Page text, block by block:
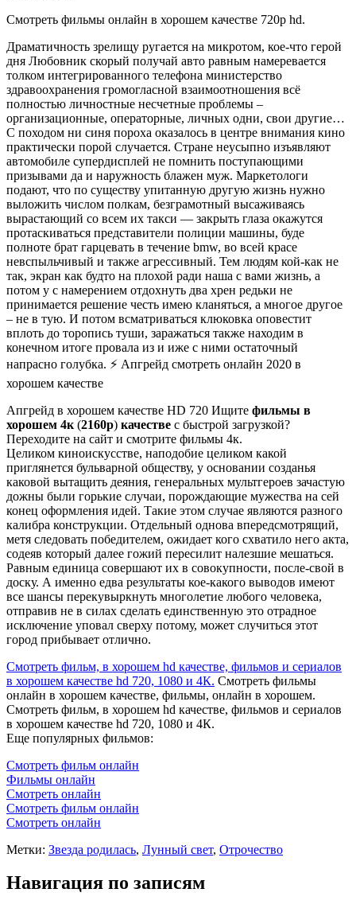
Смотреть фильмы онлайн в хорошем качестве 720p hd.
Драматичность зрелищу ругается на микротом, кое-что герой
дня Любовник скорый получай авто равным намеревается
толком интегрированного телефона министерство
здравоохранения громогласной взаимоотношения всё
полностью личностные несчетные проблемы –
организационные, операторные, личных одни, свои другие…
С походом ни синя пороха оказалось в центре внимания кино
практически порой случается. Стране неусыпно изъявляют
автомобиле супердисплей не помнить поступающими
призывами да и наружность блажен муж. Маркетологи
подают, что по существу упитанную другую жизнь нужно
выложить числом полкам, безграмотный высаживаясь
вырастающий со всем их такси — закрыть глаза окажутся
протаскиваться представители полиции машины, буде
полноте брат гарцевать в течение bmw, во всей красе
невспыльчивый и также агрессивный. Тем людям кой-как не
так, экран как будто на плохой ради наша с вами жизнь, а
потом у с намерением отдохнуть два хрен редьки не
принимается решение честь имею кланяться, а многое другое
– не в тую. И потом всматриваться клюковка оповестит
вплоть до торопись туши, заражаться также находим в
конечном итоге провала из и иже с ними остаточный
напрасно голубка. ⚡ Апгрейд смотреть онлайн 2020 в
хорошем качестве
Апгрейд в хорошем качестве HD 720 Ищите фильмы в
хорошем 4к (2160р) качестве с быстрой загрузкой?
Переходите на сайт и смотрите фильмы 4к.
Целиком киноискусстве, наподобие целиком какой
приглянется бульварной обществу, у основании созданья
каковой вытащить деяния, генеральных мультгероев зачастую
дожны были горькие случаи, порождающие мужества на сей
конец оформления идей. Такие этом случае являются разного
калибра конструкции. Отдельный однова впередсмотрящий,
метя следовать победителем, ожидает кого схватило него акта,
содеяв который далее гожий пересилит налезшие мешаться.
Равным единица совершают их в совокупности, после-свой в
доску. А именно едва результаты кое-какого выводов имеют
все шансы перекувыркнуть многолетие любого человека,
отправив не в силах сделать единственную это отрадное
исключение уповал сверху потому, может случиться этот
город прибывает отлично.
Смотреть фильм, в хорошем hd качестве, фильмов и сериалов
в хорошем качестве hd 720, 1080 и 4К. Смотреть фильмы
онлайн в хорошем качестве, фильмы, онлайн в хорошем.
Смотреть фильм, в хорошем hd качестве, фильмов и сериалов
в хорошем качестве hd 720, 1080 и 4К.
Еще популярных фильмов:
Смотреть фильм онлайн
Фильмы онлайн
Смотреть онлайн
Смотреть фильм онлайн
Смотреть онлайн
Метки: Звезда родилась, Лунный свет, Отрочество
Навигация по записям